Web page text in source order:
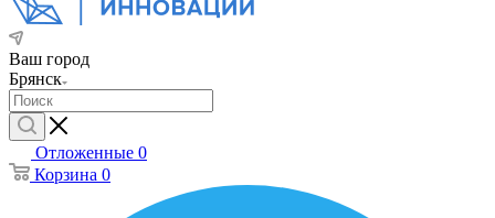
Ваш город
Брянск
Отложенные 0
Корзина 0